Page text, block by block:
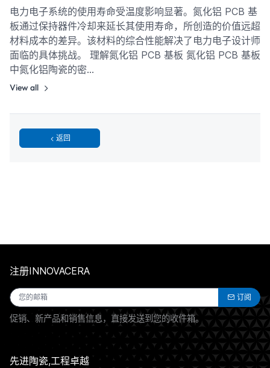
电力电子系统的使用寿命受温度影响显著。氮化铝 PCB 基
板通过保持器件冷却来延长其使用寿命，所创造的价值远超
材料成本的差异。该材料的综合性能解决了电力电子设计师
面临的具体挑战。 理解氮化铝 PCB 基板 氮化铝 PCB 基板
中氮化铝陶瓷的密…
View all
返回
注册INNOVACERA
订阅
促销、新产品和销售信息，直接发送到您的收件箱。
先进陶瓷,工程卓越